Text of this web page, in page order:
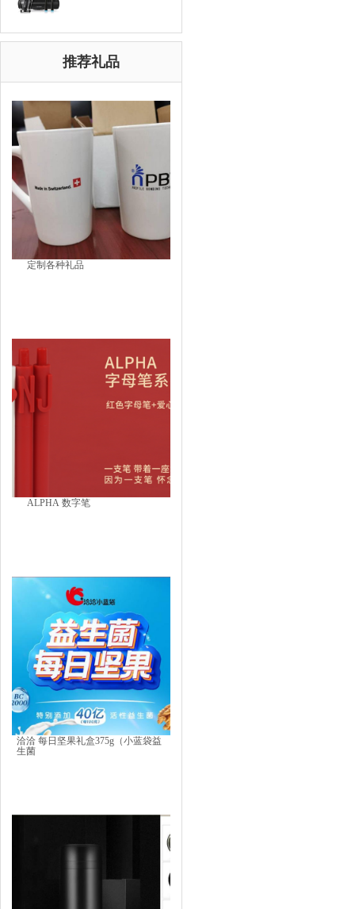
推荐礼品
定制各种礼品
ALPHA 数字笔
洽洽 每日坚果礼盒375g（小蓝袋益
生菌